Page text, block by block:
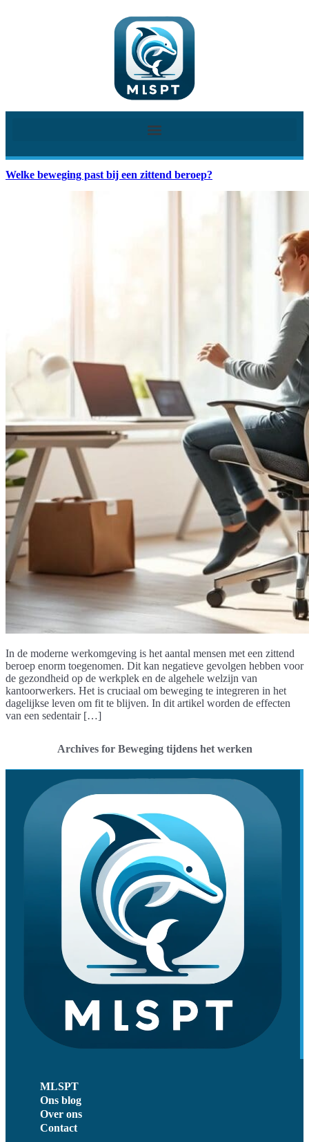
Welke beweging past bij een zittend beroep?
In de moderne werkomgeving is het aantal mensen met een zittend
beroep enorm toegenomen. Dit kan negatieve gevolgen hebben voor
de gezondheid op de werkplek en de algehele welzijn van
kantoorwerkers. Het is cruciaal om beweging te integreren in het
dagelijkse leven om fit te blijven. In dit artikel worden de effecten
van een sedentair […]
Archives for Beweging tijdens het werken
MLSPT
Ons blog
Over ons
Contact